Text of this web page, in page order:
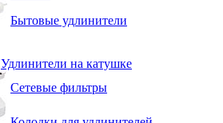
Бытовые удлинители
Удлинители на катушке
Сетевые фильтры